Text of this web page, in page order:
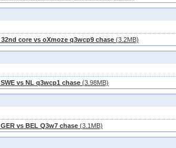
32nd core vs oXmoze q3wcp9 chase (3.2MB)
SWE vs NL q3wcp1 chase (3.98MB)
GER vs BEL Q3w7 chase (3.1MB)